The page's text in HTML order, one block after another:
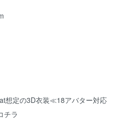
想定の3D衣装≪18アバター対応
チラ